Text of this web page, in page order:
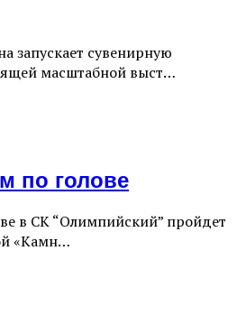
сувенирную
масштабной выст…
по голове
в СК “Олимпийский” пройдет
«Камн…